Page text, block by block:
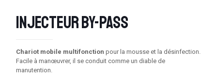
Injecteur By-pass
Chariot mobile multifonction pour la mousse et la désinfection.
Facile à manœuvrer, il se conduit comme un diable de
manutention.